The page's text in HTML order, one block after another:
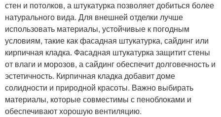
стен и потолков, а штукатурка позволяет добиться более
натурального вида. Для внешней отделки лучше
использовать материалы, устойчивые к погодным
условиям, такие как фасадная штукатурка, сайдинг или
кирпичная кладка. Фасадная штукатурка защитит стены
от влаги и морозов, а сайдинг обеспечит долговечность и
эстетичность. Кирпичная кладка добавит доме
солидности и природной красоты. Важно выбирать
материалы, которые совместимы с пеноблоками и
обеспечивают хорошую вентиляцию.